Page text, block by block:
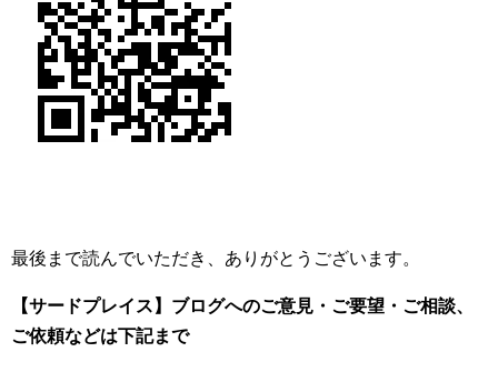
最後まで読んでいただき、ありがとうございます。
【サードプレイス】ブログへのご意見・ご要望・ご相談、
ご依頼などは下記まで